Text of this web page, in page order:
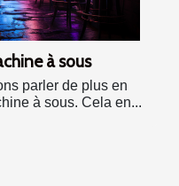
à sous
parler de plus en
à sous. Cela en...